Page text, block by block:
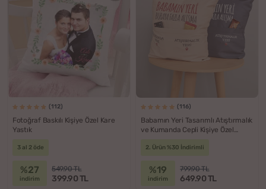
(112)
Fotoğraf Baskılı Kişiye Özel Kare
Yastık
3 al 2 öde
%27
indirim
549.90 TL
399.90 TL
(116)
Babamın Yeri Tasarımlı Atıştırmalık
ve Kumanda Cepli Kişiye Özel
2. Ürün %30 İndirimli
%19
indirim
799.90 TL
649.90 TL